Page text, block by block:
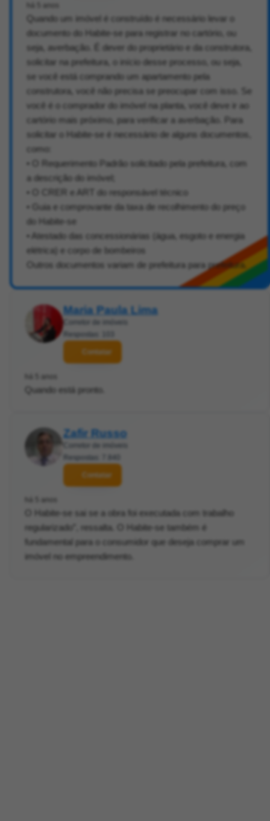
há 5 anos
Quando um imóvel é construído é necessário levar o
documento do Habite-se para registrar no cartório, ou
seja, averbação. É dever do proprietário e da construtora,
solicitar na prefeitura, o início desse processo, ou seja,
se você está comprando um apartamento pela
construtora, você não precisa se preocupar com isso. Se
você é o comprador do imóvel na planta, você deve ir ao
cartório mais próximo, para verificar a averbação. Para
solicitar o Habite-se é necessário de alguns documentos,
como:
• O Requerimento Padrão solicitado pela prefeitura, com
a descrição do imóvel;
• O CRER e ART do responsável técnico
• Guia e comprovante da taxa de recolhimento do preço
do Habite-se
• Atestado das concessionárias (água, esgoto e energia
elétrica) e corpo de bombeiros
Outros documentos variam de prefeitura para prefeitura.
Maria Paula Lima
Corretor de imóveis
Respostas: 103
Contatar
há 5 anos
Quando está pronto.
Zafir Russo
Corretor de imóveis
Respostas: 7.840
Contatar
há 5 anos
O Habite-se sai se a obra foi executada com trabalho
regularizado”, ressalta. O Habite-se também é
fundamental para o consumidor que deseja comprar um
imóvel no empreendimento.